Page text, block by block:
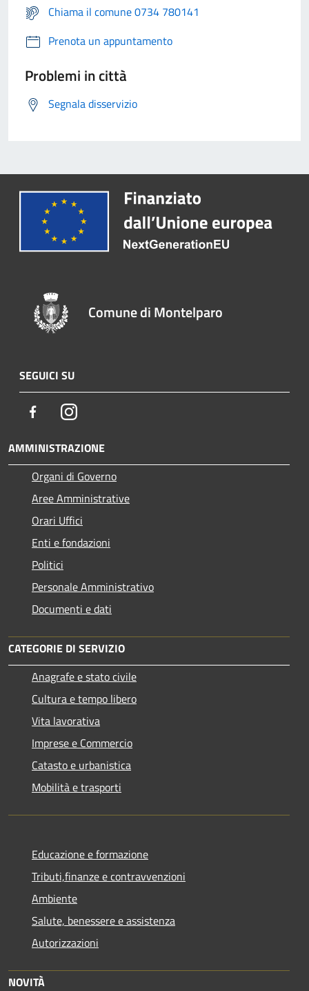
Chiama il comune 0734 780141
Prenota un appuntamento
Problemi in città
Segnala disservizio
Comune di Montelparo
SEGUICI SU
FacebookInstagram
AMMINISTRAZIONE
Organi di Governo
Aree Amministrative
Orari Uffici
Enti e fondazioni
Politici
Personale Amministrativo
Documenti e dati
CATEGORIE DI SERVIZIO
Anagrafe e stato civile
Cultura e tempo libero
Vita lavorativa
Imprese e Commercio
Catasto e urbanistica
Mobilità e trasporti
Educazione e formazione
Tributi,finanze e contravvenzioni
Ambiente
Salute, benessere e assistenza
Autorizzazioni
NOVITÀ